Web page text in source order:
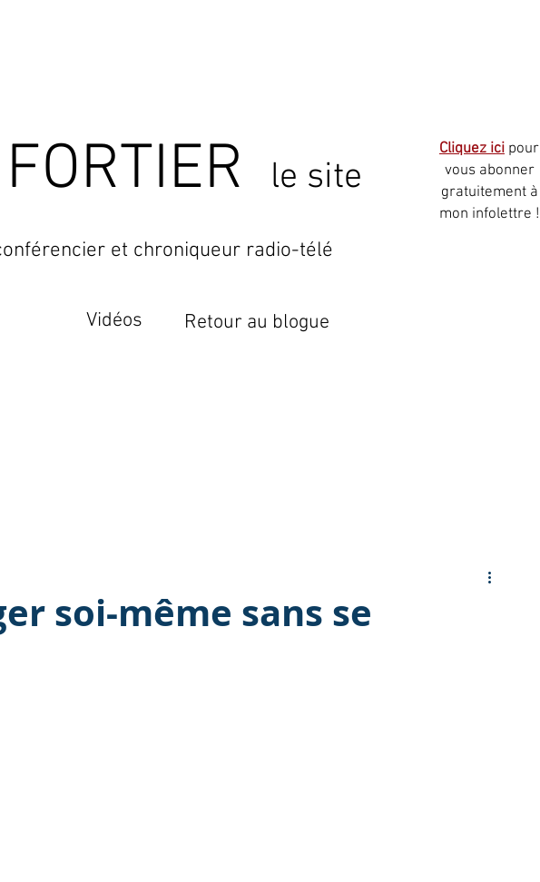
le site
Cliquez ici pour
vous abonner
gratuitement à
mon infolettre !
et chroniqueur radio-télé
Vidéos Retour au blogue
soi-même sans se